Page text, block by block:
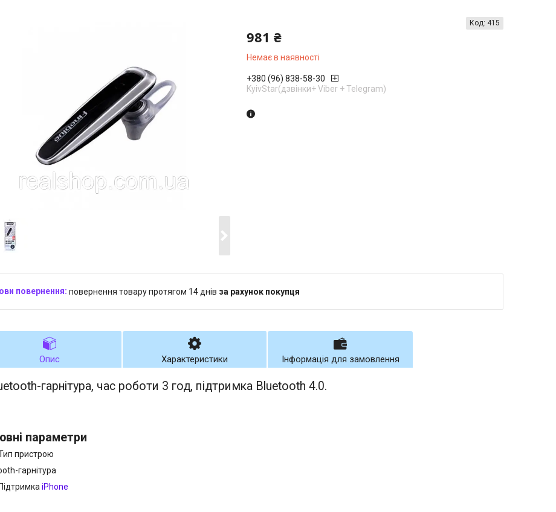
981 ₴
Немає в наявності
Код: 415
+380 (96) 838-58-30
KyivStar(дзвінки+ Viber + Telegram)
повернення товару протягом 14 днів за рахунок покупця
Опис Характеристики Інформація для замовлення
гарнітура, час роботи 3 год, підтримка Bluetooth 4.0.
параметри
пристрою
гарнітура
Підтримка iPhone